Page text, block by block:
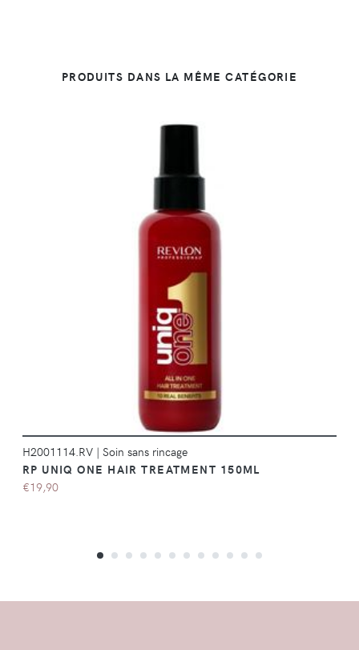
PRODUITS DANS LA MÊME CATÉGORIE
DÉTAILS
H2001114.RV | Soin sans rincage
RP UNIQ ONE HAIR TREATMENT 150ML
€19,90